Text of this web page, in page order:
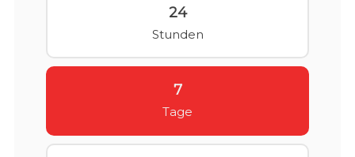
24
Stunden
7
Tage